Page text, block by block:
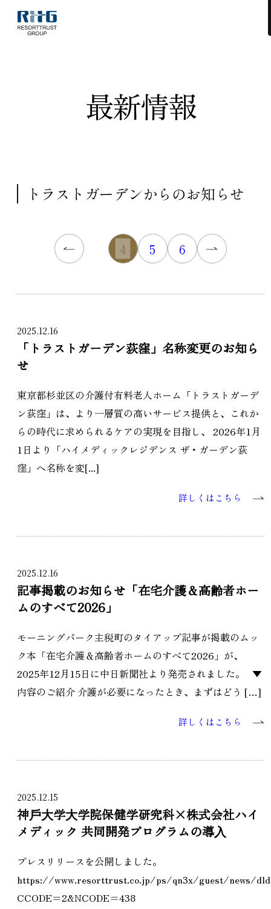
最新情報
トラストガーデンからのお知らせ
4 5 6
2025.12.16
「トラストガーデン荻窪」名称変更のお知ら
せ
東京都杉並区の介護付有料老人ホーム「トラストガーデ
ン荻窪」は、より一層質の高いサービス提供と、これか
らの時代に求められるケアの実現を目指し、 2026年1月
1日より「ハイメディックレジデンス ザ・ガーデン荻
窪」へ名称を変[...]
詳しくはこちら
2025.12.16
記事掲載のお知らせ「在宅介護＆高齢者ホー
ムのすべて2026」
モーニングパーク主税町のタイアップ記事が掲載のムッ
ク本「在宅介護＆高齢者ホームのすべて2026」が、
2025年12月15日に中日新聞社より発売されました。 ▼
内容のご紹介 介護が必要になったとき、まずはどう […]
詳しくはこちら
2025.12.15
神⼾⼤学⼤学院保健学研究科×株式会社ハイ
メディック 共同開発プログラムの導⼊
プレスリリースを公開しました。
https://www.resorttrust.co.jp/ps/qn3x/guest/news/
CCODE=2&NCODE=438